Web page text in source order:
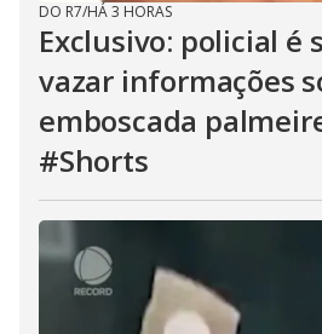
DO R7/HÁ 3 HORAS
Exclusivo: policial é
vazar informações
emboscada
#Shorts